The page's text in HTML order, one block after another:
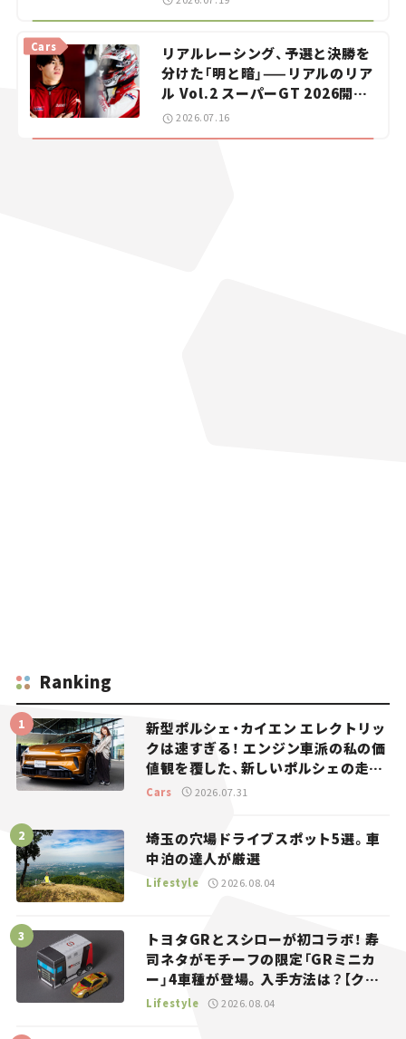
リアルレーシング、予選と決勝を
分けた「明と暗」——リアルのリア
ル Vol.2 スーパーGT 2026開幕
戦 岡山国際サーキット
Cars
2026.07.16
Ranking
新型ポルシェ・カイエン エレクトリッ
クは速すぎる！ エンジン車派の私の価
値観を覆した、新しいポルシェの走
り。
Cars 2026.07.31
埼玉の穴場ドライブスポット5選。車
中泊の達人が厳選
Lifestyle 2026.08.04
トヨタGRとスシローが初コラボ！ 寿
司ネタがモチーフの限定「GRミニカ
ー」4車種が登場。入手方法は？【クル
マとホビー】
Lifestyle 2026.08.04